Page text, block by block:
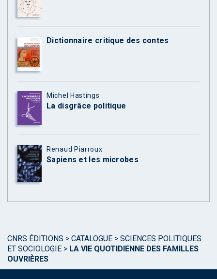
Dictionnaire critique des contes
Michel Hastings
La disgrâce politique
Renaud Piarroux
Sapiens et les microbes
CNRS ÉDITIONS > CATALOGUE > SCIENCES POLITIQUES
ET SOCIOLOGIE > LA VIE QUOTIDIENNE DES FAMILLES
OUVRIÈRES